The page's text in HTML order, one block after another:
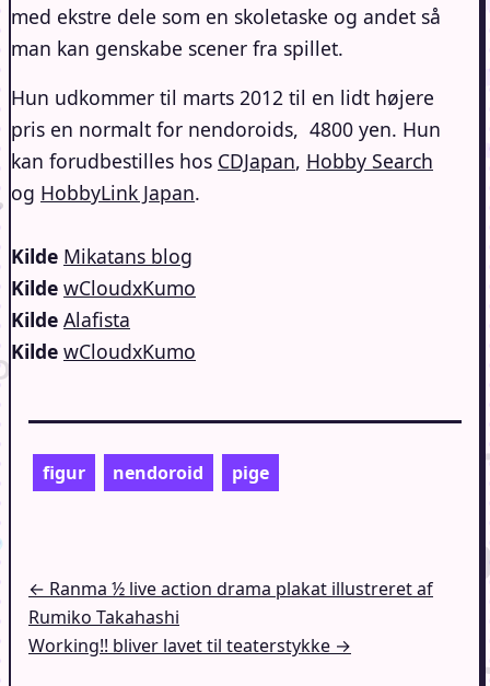
med ekstre dele som en skoletaske og andet så
man kan genskabe scener fra spillet.
Hun udkommer til marts 2012 til en lidt højere
pris en normalt for nendoroids, 4800 yen. Hun
kan forudbestilles hos CDJapan, Hobby Search
og HobbyLink Japan.
Kilde Mikatans blog
Kilde wCloudxKumo
Kilde Alafista
Kilde wCloudxKumo
figur nendoroid pige
Indlægsnavigation
← Ranma ½ live action drama plakat illustreret af
Rumiko Takahashi
Working!! bliver lavet til teaterstykke →